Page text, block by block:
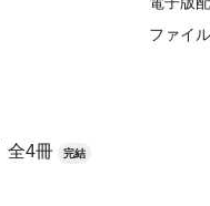
全4冊 完結
ファイ